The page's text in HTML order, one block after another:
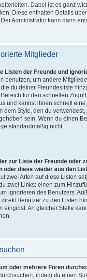
Dabei ist es ganz
Diese enthalten Details
Administrator kann dann
Mitglieder
Listen der Freunde und
benutzen, um andere
du deiner Freundesliste
für den schnellen
und kannst ihnen schnell
dem Style, den du
sein. Wenn du einen
standardmäßig nicht.
zur Liste der Freunde oder
oder diese wieder aus den
zwei Arten auf diese Listen
zwei Links: einen zum
Ignorieren des Benutzers.
Benutzer zu den Listen
eingibst. An gleicher Stelle
oder mehrere Foren
indem du einen